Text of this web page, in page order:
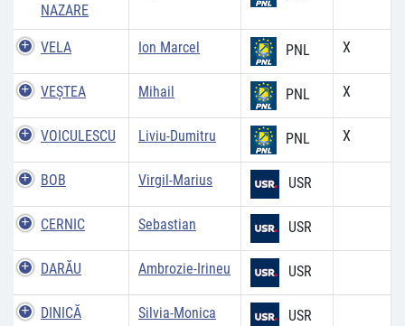
NAZARE
VELA Ion Marcel PNL X
VEŞTEA Mihail PNL X
VOICULESCU Liviu-Dumitru PNL X
BOB Virgil-Marius USR
CERNIC Sebastian USR
DARĂU Ambrozie-Irineu USR
DINICĂ Silvia-Monica USR